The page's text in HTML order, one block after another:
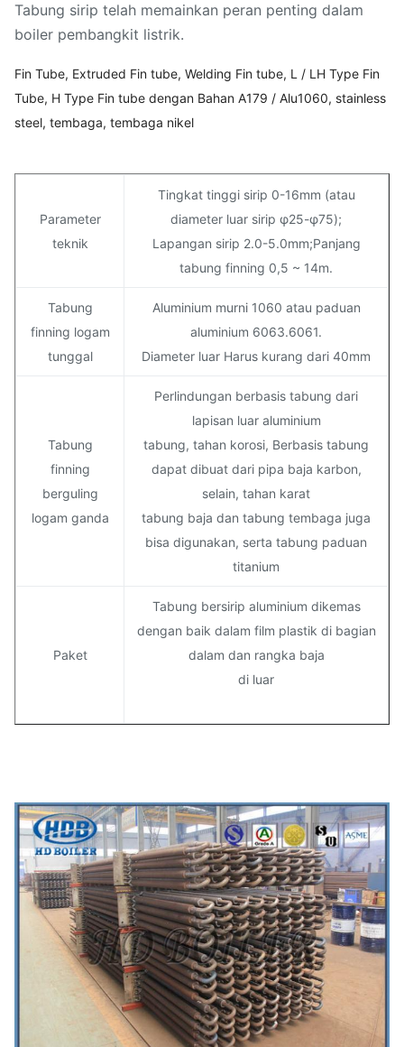
Tabung sirip telah memainkan peran penting dalam
boiler pembangkit listrik.
Fin Tube, Extruded Fin tube, Welding Fin tube, L / LH Type Fin
Tube, H Type Fin tube dengan Bahan A179 / Alu1060, stainless
steel, tembaga, tembaga nikel
Parameter
teknik
Tingkat tinggi sirip 0-16mm (atau
diameter luar sirip φ25-φ75);
Lapangan sirip 2.0-5.0mm;Panjang
tabung finning 0,5 ~ 14m.
Tabung
finning logam
tunggal
Aluminium murni 1060 atau paduan
aluminium 6063.6061.
Diameter luar Harus kurang dari 40mm
Tabung
finning
berguling
logam ganda
Perlindungan berbasis tabung dari
lapisan luar aluminium
tabung, tahan korosi, Berbasis tabung
dapat dibuat dari pipa baja karbon,
selain, tahan karat
tabung baja dan tabung tembaga juga
bisa digunakan, serta tabung paduan
titanium
Paket
Tabung bersirip aluminium dikemas
dengan baik dalam film plastik di bagian
dalam dan rangka baja
di luar